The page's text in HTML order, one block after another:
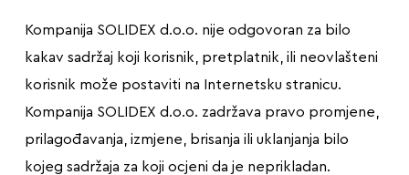
Kompanija SOLIDEX d.o.o. nije odgovoran za bilo
kakav sadržaj koji korisnik, pretplatnik, ili neovlašteni
korisnik može postaviti na Internetsku stranicu.
Kompanija SOLIDEX d.o.o. zadržava pravo promjene,
prilagođavanja, izmjene, brisanja ili uklanjanja bilo
kojeg sadržaja za koji ocjeni da je neprikladan.